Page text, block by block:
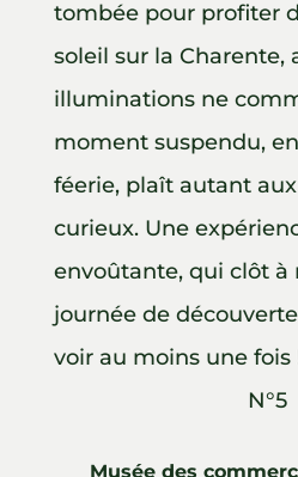
tombée pour profiter
soleil sur la Charente,
illuminations ne
moment suspendu,
féerie, plaît autant
curieux. Une
envoûtante, qui clôt à
journée de
voir au moins une fois
N°5
Musée des